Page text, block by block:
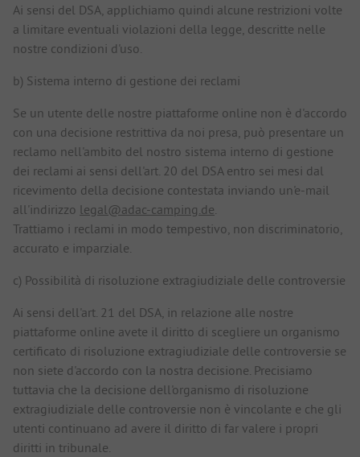
Ai sensi del DSA, applichiamo quindi alcune restrizioni volte
a limitare eventuali violazioni della legge, descritte nelle
nostre condizioni d'uso.
b) Sistema interno di gestione dei reclami
Se un utente delle nostre piattaforme online non è d'accordo
con una decisione restrittiva da noi presa, può presentare un
reclamo nell'ambito del nostro sistema interno di gestione
dei reclami ai sensi dell'art. 20 del DSA entro sei mesi dal
ricevimento della decisione contestata inviando un'e-mail
all'indirizzo legal@adac-camping.de
Trattiamo i reclami in modo tempestivo, non discriminatorio,
accurato e imparziale.
c) Possibilità di risoluzione extragiudiziale delle controversie
Ai sensi dell'art. 21 del DSA, in relazione alle nostre
piattaforme online avete il diritto di scegliere un organismo
certificato di risoluzione extragiudiziale delle controversie se
non siete d'accordo con la nostra decisione. Precisiamo
tuttavia che la decisione dell'organismo di risoluzione
extragiudiziale delle controversie non è vincolante e che gli
utenti continuano ad avere il diritto di far valere i propri
diritti in tribunale.